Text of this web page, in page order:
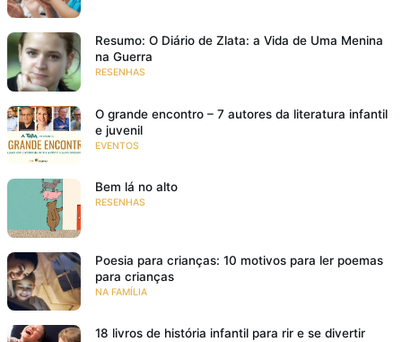
Resumo: O Diário de Zlata: a Vida de Uma Menina
na Guerra
RESENHAS
O grande encontro – 7 autores da literatura infantil
e juvenil
EVENTOS
Bem lá no alto
RESENHAS
Poesia para crianças: 10 motivos para ler poemas
para crianças
NA FAMÍLIA
18 livros de história infantil para rir e se divertir